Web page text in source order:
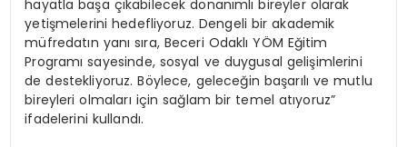
hayatla başa çıkabilecek donanımlı bireyler olarak
yetişmelerini hedefliyoruz. Dengeli bir akademik
müfredatın yanı sıra, Beceri Odaklı YÖM Eğitim
Programı sayesinde, sosyal ve duygusal gelişimlerini
de destekliyoruz. Böylece, geleceğin başarılı ve mutlu
bireyleri olmaları için sağlam bir temel atıyoruz”
ifadelerini kullandı.